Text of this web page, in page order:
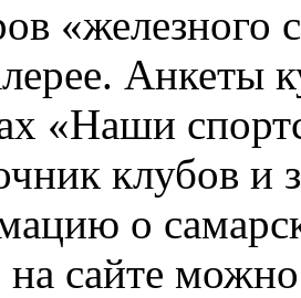
«железного
Анкеты
«Наши
клубов и
о
сайте